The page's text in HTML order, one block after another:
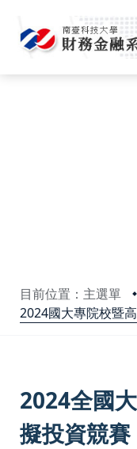
目前位置：主選單
2024國大專院校暨
2024全國
擬投資競賽